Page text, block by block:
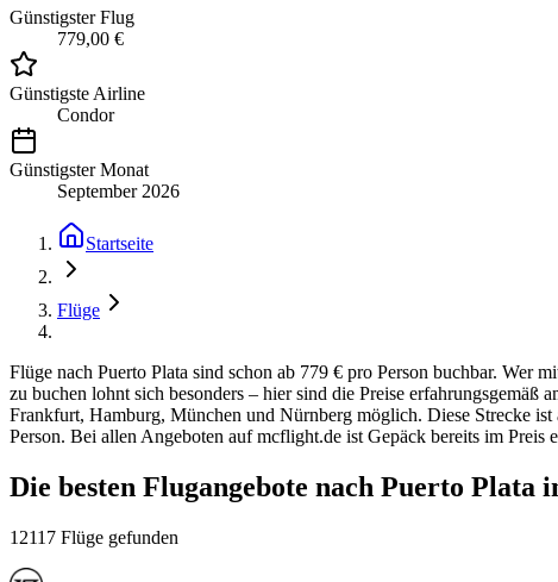
Günstigster Flug
779,00 €
Günstigste Airline
Condor
Günstigster Monat
September 2026
Startseite
Flüge
Flüge nach Puerto Plata sind schon ab 779 € pro Person buchbar. Wer
zu buchen lohnt sich besonders – hier sind die Preise
Frankfurt, Hamburg, München und Nürnberg möglich. Diese Strecke
Person. Bei allen Angeboten auf mcflight.de ist Gepäck bereits im Preis
Die besten Flugangebote nach Puerto Plata
12117 Flüge gefunden